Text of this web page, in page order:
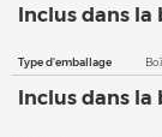
Inclus dans la
Type d'emballage
Inclus dans la